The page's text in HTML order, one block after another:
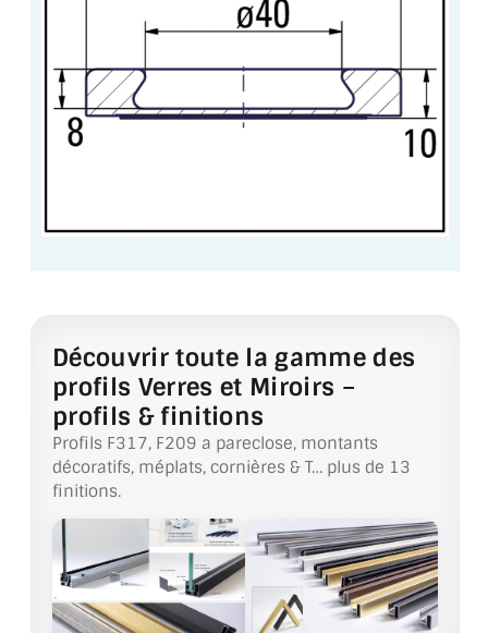
LES FIXATIONS POUR MIROIR
LES PROFILS PAROI DE VERRE
VITRINE EN VERRE
PLATS ET CORNIÈRES
BARRES DE STABILISATION
JOINTS D'ÉTANCHÉITÉS
FIXATION GARDES CORPS
SYSTÈMES PIVOTANTS
SYSTÈMES COULISSANTS
LE CATALOGUE ACCESSOIRES
Découvrir toute la gamme des
profils Verres et Miroirs –
profils & finitions
Profils F317, F209 a pareclose, montants
décoratifs, méplats, cornières & T… plus de 13
finitions.